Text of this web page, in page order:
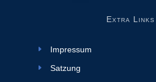
Extra Links
Impressum
Satzung